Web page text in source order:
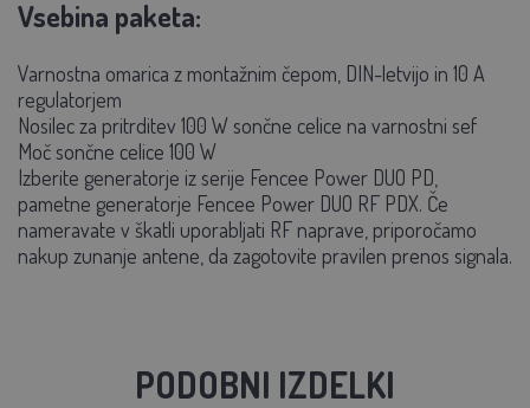
Vsebina paketa:
Varnostna omarica z montažnim čepom, DIN-letvijo in 10 A
regulatorjem
Nosilec za pritrditev 100 W sončne celice na varnostni sef
Moč sončne celice 100 W
Izberite generatorje iz serije Fencee Power DUO PD,
pametne generatorje Fencee Power DUO RF PDX. Če
nameravate v škatli uporabljati RF naprave, priporočamo
nakup zunanje antene, da zagotovite pravilen prenos signala.
PODOBNI IZDELKI